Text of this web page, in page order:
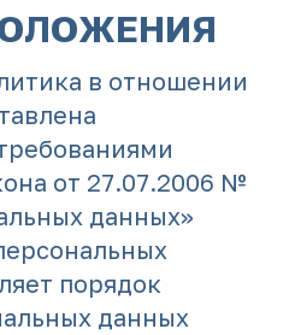
в отношении
от 27.07.2006 №
данных»
порядок
данных